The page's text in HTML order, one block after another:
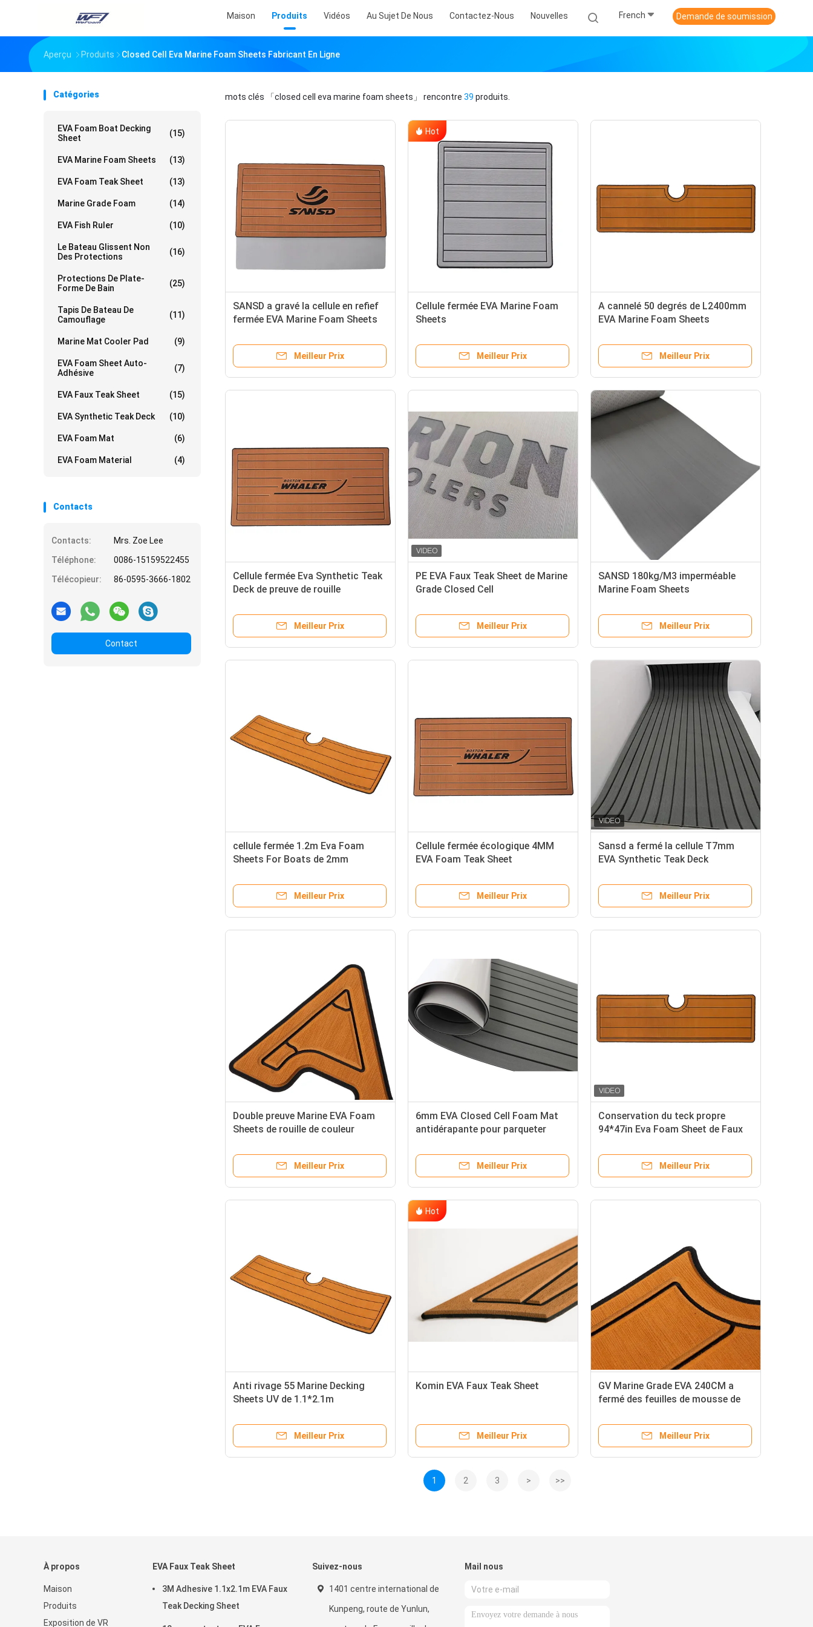
Maison Produits Vidéos Au Sujet De Nous Contactez-Nous Nouvelles French Demande de soumission
Aperçu Produits Closed Cell Eva Marine Foam Sheets Fabricant En Ligne
Catégories
EVA Foam Boat Decking
Sheet
(15)
EVA Marine Foam Sheets (13)
EVA Foam Teak Sheet (13)
Marine Grade Foam (14)
EVA Fish Ruler (10)
Le Bateau Glissent Non
Des Protections
(16)
Protections De Plate-
Forme De Bain
(25)
Tapis De Bateau De
Camouflage
(11)
Marine Mat Cooler Pad (9)
EVA Foam Sheet Auto-
Adhésive
(7)
EVA Faux Teak Sheet (15)
EVA Synthetic Teak Deck (10)
EVA Foam Mat (6)
EVA Foam Material (4)
Contacts
Contacts:
Mrs. Zoe Lee
Téléphone:
0086-15159522455
Télécopieur:
86-0595-3666-1802
Contact
mots clés 「closed cell eva marine foam sheets」 rencontre 39 produits.
SANSD a gravé la cellule en refief
fermée EVA Marine Foam Sheets
Meilleur Prix
Hot
Cellule fermée EVA Marine Foam
Sheets
Meilleur Prix
A cannelé 50 degrés de L2400mm
EVA Marine Foam Sheets
Meilleur Prix
Cellule fermée Eva Synthetic Teak
Deck de preuve de rouille
Meilleur Prix
PE EVA Faux Teak Sheet de Marine
Grade Closed Cell
Meilleur Prix
SANSD 180kg/M3 imperméable
Marine Foam Sheets
Meilleur Prix
cellule fermée 1.2m Eva Foam
Sheets For Boats de 2mm
Meilleur Prix
Cellule fermée écologique 4MM
EVA Foam Teak Sheet
Meilleur Prix
Sansd a fermé la cellule T7mm
EVA Synthetic Teak Deck
Meilleur Prix
Double preuve Marine EVA Foam
Sheets de rouille de couleur
Meilleur Prix
6mm EVA Closed Cell Foam Mat
antidérapante pour parqueter
Meilleur Prix
Conservation du teck propre
94*47in Eva Foam Sheet de Faux
Meilleur Prix
Anti rivage 55 Marine Decking
Sheets UV de 1.1*2.1m
Meilleur Prix
Hot
Komin EVA Faux Teak Sheet
Meilleur Prix
GV Marine Grade EVA 240CM a
fermé des feuilles de mousse de
Meilleur Prix
1 2 3 > >>
À propos
Maison
Produits
Exposition de VR
EVA Faux Teak Sheet
3M Adhesive 1.1x2.1m EVA Faux
Teak Decking Sheet
Suivez-nous
1401 centre international de
Kunpeng, route de Yunlun,
Mail nous